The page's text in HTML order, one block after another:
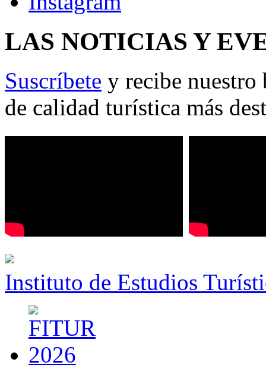
LAS NOTICIAS Y
Suscríbete y recibe nuestro
de calidad turística más
Instituto de Estudios